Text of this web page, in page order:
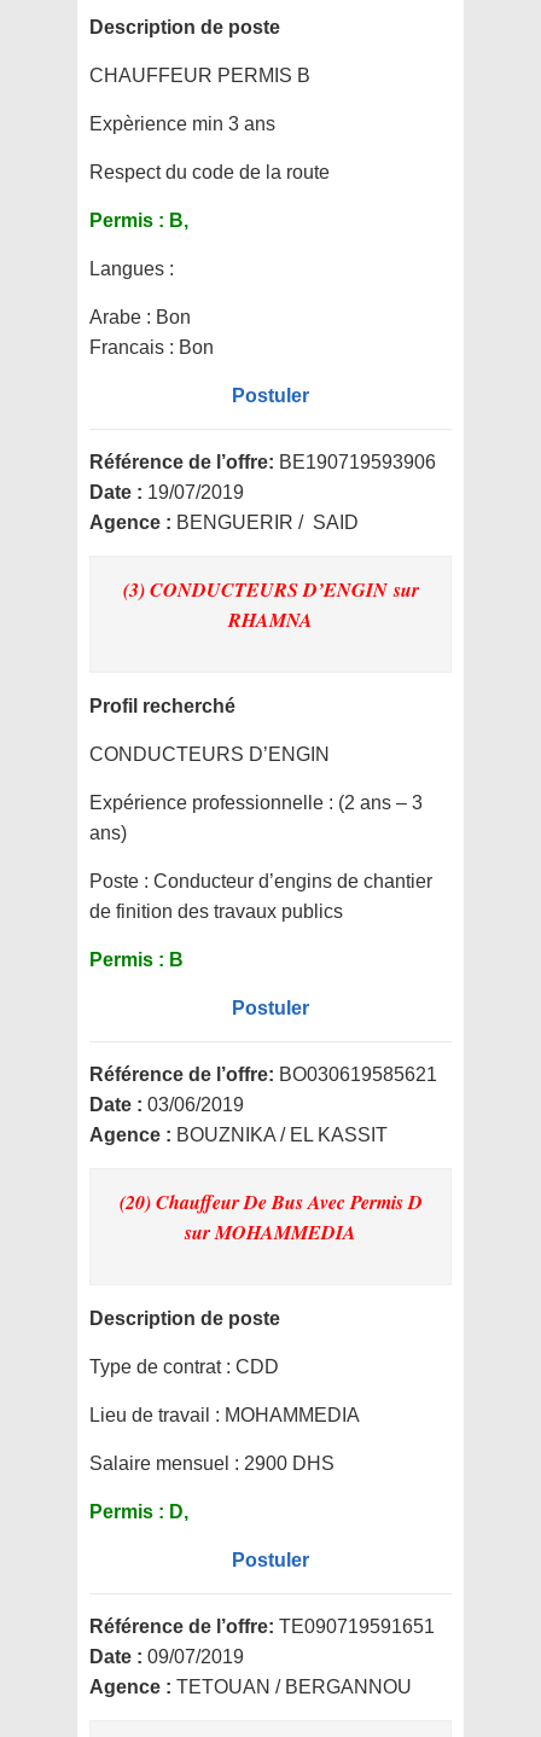
Description de poste
CHAUFFEUR PERMIS B
Expèrience min 3 ans
Respect du code de la route
Permis : B,
Langues :
Arabe : Bon
Francais : Bon
Postuler
Référence de l’offre: BE190719593906
Date : 19/07/2019
Agence : BENGUERIR / SAID
(3) CONDUCTEURS D’ENGINsur
RHAMNA
Profil recherché
CONDUCTEURS D’ENGIN
Expérience professionnelle : (2 ans – 3
ans)
Poste : Conducteur d’engins de chantier
de finition des travaux publics
Permis : B
Postuler
Référence de l’offre: BO030619585621
Date : 03/06/2019
Agence : BOUZNIKA / EL KASSIT
(20) Chauffeur De Bus Avec Permis D
sur MOHAMMEDIA
Description de poste
Type de contrat : CDD
Lieu de travail : MOHAMMEDIA
Salaire mensuel : 2900 DHS
Permis : D,
Postuler
Référence de l’offre: TE090719591651
Date : 09/07/2019
Agence : TETOUAN / BERGANNOU